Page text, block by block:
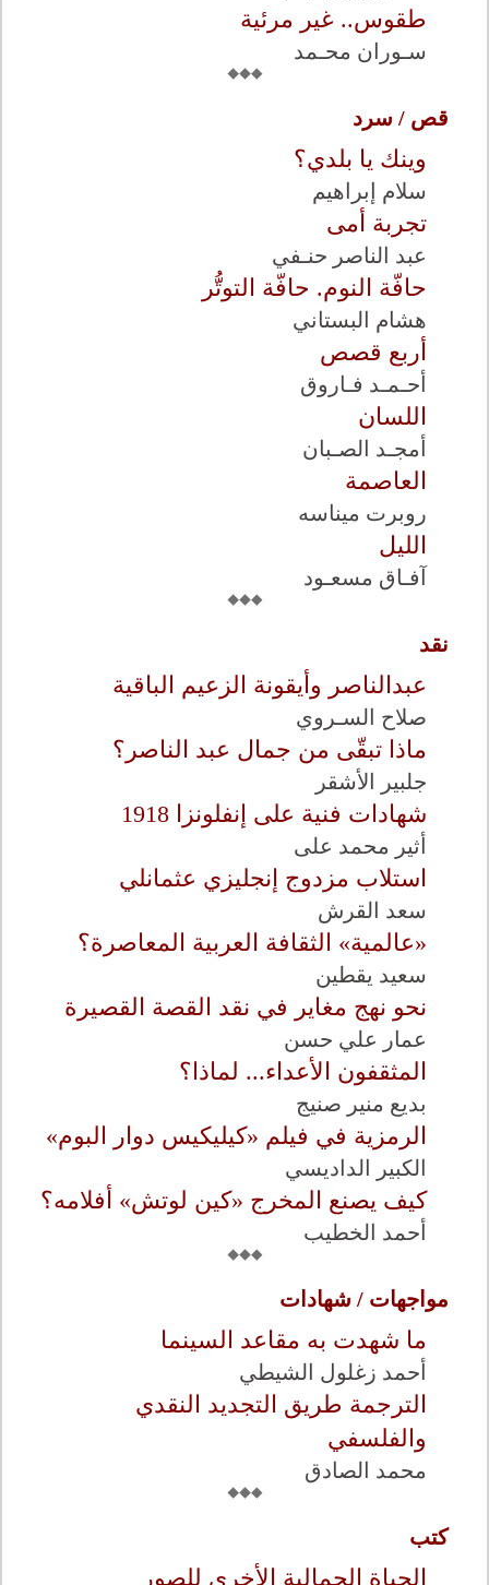
طقوس.. غير مرئية
سـوران محـمد
قص / سرد
وينك يا بلدي؟
سلام إبراهيم
تجربة أمى
عبد الناصر حنـفي
حافّة النوم. حافّة التوتُّر
هشام البستاني
أربع قصص
أحـمـد فـاروق
اللسان
أمجـد الصـبان
العاصمة
روبرت ميناسه
الليل
آفـاق مسعـود
نقد
عبدالناصر وأيقونة الزعيم الباقية
صلاح السـروي
ماذا تبقّى من جمال عبد الناصر؟
جلبير الأشقر
شهادات فنية على إنفلونزا 1918
أثير محمد على
استلاب مزدوج إنجليزي عثمانلي
سعد القرش
«عالمية» الثقافة العربية المعاصرة؟
سعيد يقطين
نحو نهج مغاير في نقد القصة القصيرة
عمار علي حسن
المثقفون الأعداء... لماذا؟
بديع منير صنيج
الرمزية في فيلم «كيليكيس دوار البوم»
الكبير الداديسي
كيف يصنع المخرج «كين لوتش» أفلامه؟
أحمد الخطيب
مواجهات / شهادات
ما شهدت به مقاعد السينما
أحمد زغلول الشيطي
الترجمة طريق التجديد النقدي
والفلسفي
محمد الصادق
كتب
الحياة الجمالية الأخرى للصور